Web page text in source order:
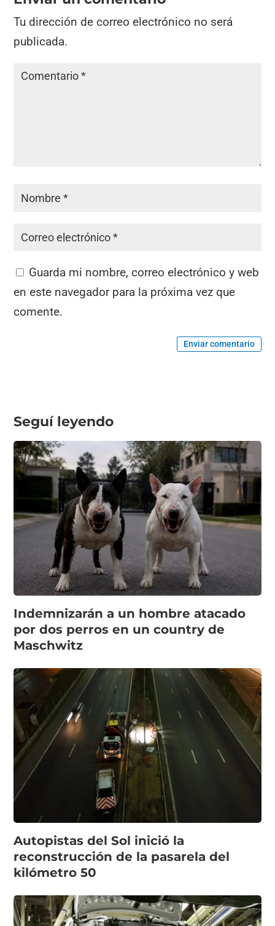
Tu dirección de correo electrónico no será
publicada.
Guarda mi nombre, correo electrónico y web
en este navegador para la próxima vez que
comente.
Enviar comentario
Seguí leyendo
Indemnizarán a un hombre atacado
por dos perros en un country de
Maschwitz
Autopistas del Sol inició la
reconstrucción de la pasarela del
kilómetro 50